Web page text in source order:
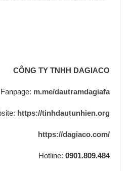
CÔNG TY TNHH DAGIACO
Fanpage: m.me/dautramdagiafa
https://tinhdautunhien.org
https://dagiaco.com/
Hotline: 0901.809.484